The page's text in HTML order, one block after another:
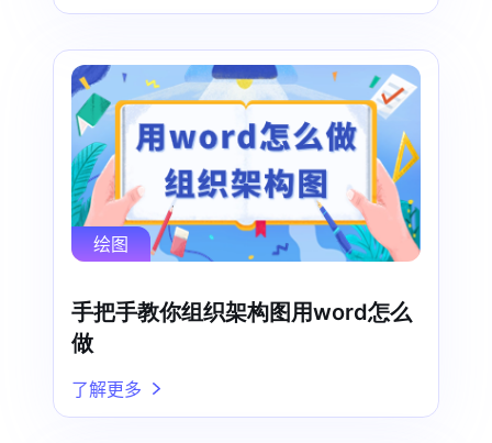
绘图
手把手教你组织架构图用word怎么
做
了解更多